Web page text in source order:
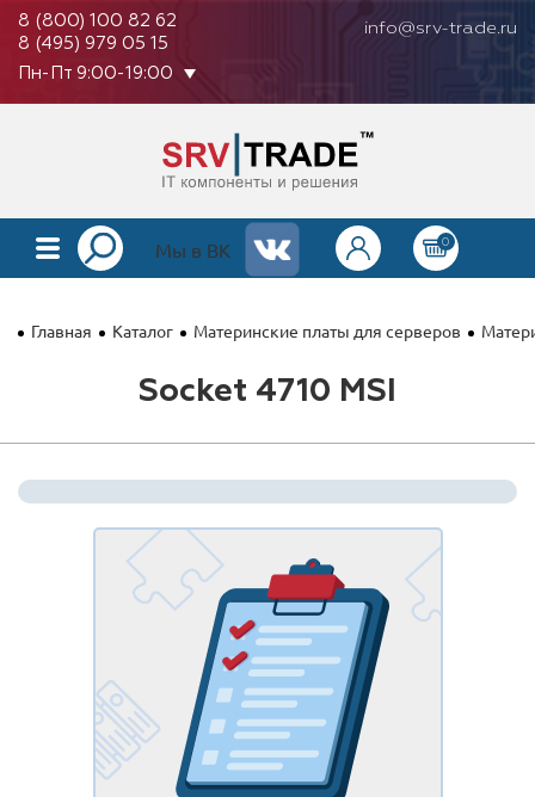
8 (800) 100 82 62
8 (495) 979 05 15
info@srv-trade.ru
Пн-Пт 9:00-19:00
КАТАЛОГ
ОПЛАТА
ГАРАНТИЯ
КОНТАКТЫ
АКЦИИ
Мы в ВК 0
Главная Каталог Материнские платы для серверов
Socket 4710 MSI